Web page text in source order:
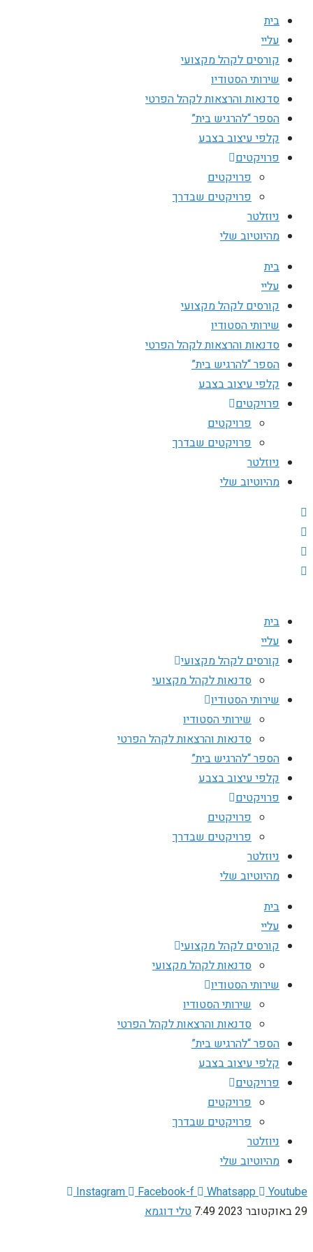
בית
עליי
קורסים לקהל מקצועי
שירותי הסטודיו
סדנאות והרצאות לקהל הפרטי
הספר “להרגיש בית”
קלפי עיצוב בצבע
פרויקטים
פרויקטים
פרויקטים שבדרך
ניוזלטר
מהיוטיוב שלי
בית
עליי
קורסים לקהל מקצועי
שירותי הסטודיו
סדנאות והרצאות לקהל הפרטי
הספר “להרגיש בית”
קלפי עיצוב בצבע
פרויקטים
פרויקטים
פרויקטים שבדרך
ניוזלטר
מהיוטיוב שלי
בית
עליי
קורסים לקהל מקצועי
סדנאות לקהל מקצועי
שירותי הסטודיו
שירותי הסטודיו
סדנאות והרצאות לקהל הפרטי
הספר “להרגיש בית”
קלפי עיצוב בצבע
פרויקטים
פרויקטים
פרויקטים שבדרך
ניוזלטר
מהיוטיוב שלי
בית
עליי
קורסים לקהל מקצועי
סדנאות לקהל מקצועי
שירותי הסטודיו
שירותי הסטודיו
סדנאות והרצאות לקהל הפרטי
הספר “להרגיש בית”
קלפי עיצוב בצבע
פרויקטים
פרויקטים
פרויקטים שבדרך
ניוזלטר
מהיוטיוב שלי
Instagram
Facebook-f Whatsapp
Youtube
29 באוקטובר 2023
7:49 טלי דוגמא